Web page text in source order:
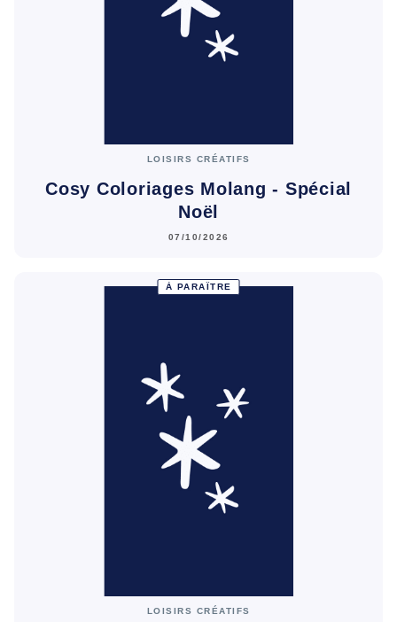
LOISIRS CRÉATIFS
Cosy Coloriages Molang - Spécial
Noël
07/10/2026
À PARAÎTRE
LOISIRS CRÉATIFS